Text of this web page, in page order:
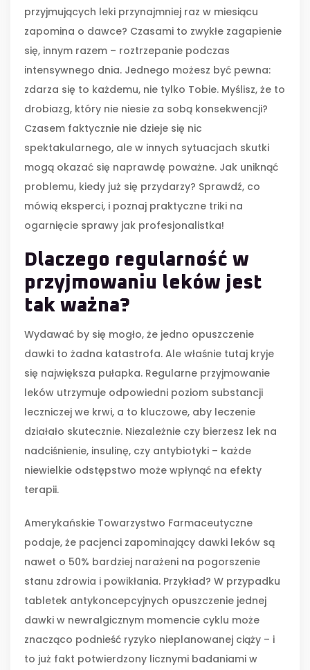
przyjmujących leki przynajmniej raz w miesiącu
zapomina o dawce? Czasami to zwykłe zagapienie
się, innym razem – roztrzepanie podczas
intensywnego dnia. Jednego możesz być pewna:
zdarza się to każdemu, nie tylko Tobie. Myślisz, że to
drobiazg, który nie niesie za sobą konsekwencji?
Czasem faktycznie nie dzieje się nic
spektakularnego, ale w innych sytuacjach skutki
mogą okazać się naprawdę poważne. Jak uniknąć
problemu, kiedy już się przydarzy? Sprawdź, co
mówią eksperci, i poznaj praktyczne triki na
ogarnięcie sprawy jak profesjonalistka!
Dlaczego regularność w
przyjmowaniu leków jest
tak ważna?
Wydawać by się mogło, że jedno opuszczenie
dawki to żadna katastrofa. Ale właśnie tutaj kryje
się największa pułapka. Regularne przyjmowanie
leków utrzymuje odpowiedni poziom substancji
leczniczej we krwi, a to kluczowe, aby leczenie
działało skutecznie. Niezależnie czy bierzesz lek na
nadciśnienie, insulinę, czy antybiotyki – każde
niewielkie odstępstwo może wpłynąć na efekty
terapii.
Amerykańskie Towarzystwo Farmaceutyczne
podaje, że pacjenci zapominający dawki leków są
nawet o 50% bardziej narażeni na pogorszenie
stanu zdrowia i powikłania. Przykład? W przypadku
tabletek antykoncepcyjnych opuszczenie jednej
dawki w newralgicznym momencie cyklu może
znacząco podnieść ryzyko nieplanowanej ciąży – i
to już fakt potwierdzony licznymi badaniami w